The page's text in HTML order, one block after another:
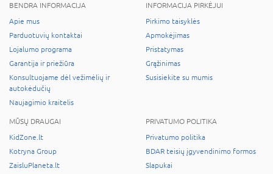
BENDRA INFORMACIJA
Apie mus
Parduotuvių kontaktai
Lojalumo programa
Garantija ir priežiūra
Konsultuojame dėl vežimėlių ir
autokėdučių
Naujagimio kraitelis
INFORMACIJA PIRKĖJUI
Pirkimo taisyklės
Apmokėjimas
Pristatymas
Grąžinimas
Susisiekite su mumis
MŪSŲ DRAUGAI
KidZone.lt
Kotryna Group
ZaisluPlaneta.lt
PRIVATUMO POLITIKA
Privatumo politika
BDAR teisių įgyvendinimo formos
Slapukai